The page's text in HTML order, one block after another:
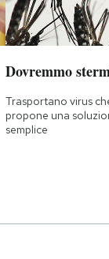
Dovremmo
Trasportano virus
propone una
semplice